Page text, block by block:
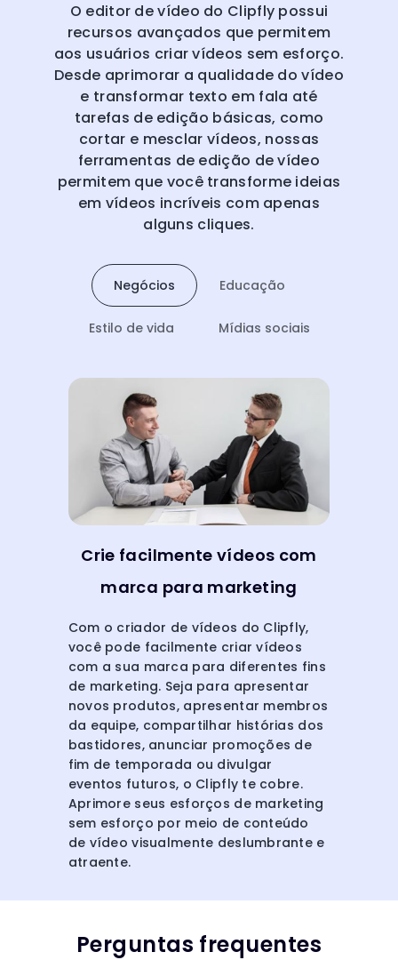
O editor de vídeo do Clipfly possui
recursos avançados que permitem
aos usuários criar vídeos sem esforço.
Desde aprimorar a qualidade do vídeo
e transformar texto em fala até
tarefas de edição básicas, como
cortar e mesclar vídeos, nossas
ferramentas de edição de vídeo
permitem que você transforme ideias
em vídeos incríveis com apenas
alguns cliques.
Negócios Educação
Estilo de vida Mídias sociais
Crie facilmente vídeos com
marca para marketing
Com o criador de vídeos do Clipfly,
você pode facilmente criar vídeos
com a sua marca para diferentes fins
de marketing. Seja para apresentar
novos produtos, apresentar membros
da equipe, compartilhar histórias dos
bastidores, anunciar promoções de
fim de temporada ou divulgar
eventos futuros, o Clipfly te cobre.
Aprimore seus esforços de marketing
sem esforço por meio de conteúdo
de vídeo visualmente deslumbrante e
atraente.
Perguntas frequentes